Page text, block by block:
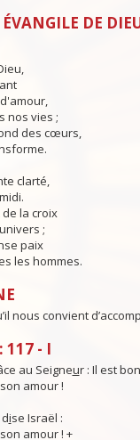
DE
nos vies ;
des cœurs,
clarté,
la croix
;
paix
les hommes.
nous convient
117 - I
au Seigneur : Il est
amour !
ise Israël :
amour ! +